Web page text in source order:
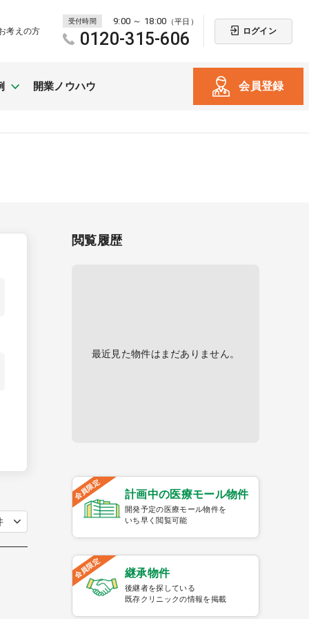
考えの方
受付時間 9:00 ～ 18:00 （平日）
0120-315-606 ログイン
開業ノウハウ 会員登録
閲覧履歴
最近見た物件はまだありません。
会員限定 計画中の医療モール物件
開発予定の医療モール物件を
いち早く閲覧可能
会員限定 継承物件
後継者を探している
既存クリニックの情報を掲載